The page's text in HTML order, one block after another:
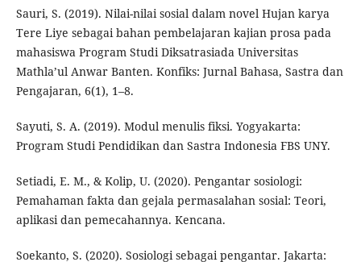
Sauri, S. (2019). Nilai-nilai sosial dalam novel Hujan karya
Tere Liye sebagai bahan pembelajaran kajian prosa pada
mahasiswa Program Studi Diksatrasiada Universitas
Mathla’ul Anwar Banten. Konfiks: Jurnal Bahasa, Sastra dan
Pengajaran, 6(1), 1–8.
Sayuti, S. A. (2019). Modul menulis fiksi. Yogyakarta:
Program Studi Pendidikan dan Sastra Indonesia FBS UNY.
Setiadi, E. M., & Kolip, U. (2020). Pengantar sosiologi:
Pemahaman fakta dan gejala permasalahan sosial: Teori,
aplikasi dan pemecahannya. Kencana.
Soekanto, S. (2020). Sosiologi sebagai pengantar. Jakarta: